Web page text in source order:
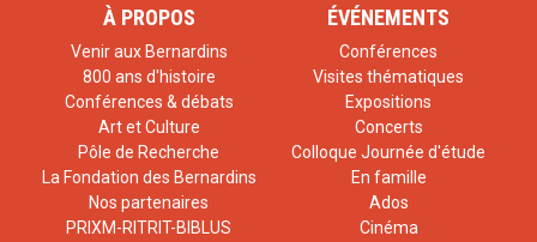
À PROPOS
Venir aux Bernardins
800 ans d'histoire
Conférences & débats
Art et Culture
Pôle de Recherche
La Fondation des Bernardins
Nos partenaires
PRIXM-RITRIT-BIBLUS
ÉVÉNEMENTS
Conférences
Visites thématiques
Expositions
Concerts
Colloque Journée d'étude
En famille
Ados
Cinéma